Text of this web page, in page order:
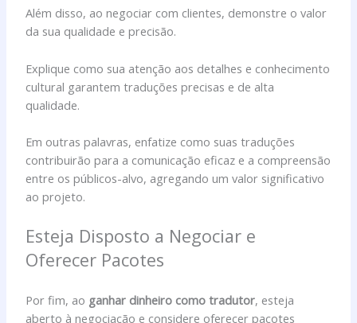
Além disso, ao negociar com clientes, demonstre o valor
da sua qualidade e precisão.
Explique como sua atenção aos detalhes e conhecimento
cultural garantem traduções precisas e de alta
qualidade.
Em outras palavras, enfatize como suas traduções
contribuirão para a comunicação eficaz e a compreensão
entre os públicos-alvo, agregando um valor significativo
ao projeto.
Esteja Disposto a Negociar e
Oferecer Pacotes
Por fim, ao ganhar dinheiro como tradutor, esteja
aberto à negociação e considere oferecer pacotes